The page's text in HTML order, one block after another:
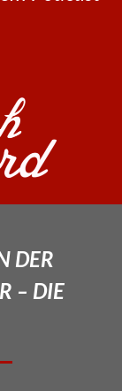
DER
– DIE